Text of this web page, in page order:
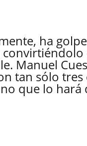
ha
Manuel
tan sólo
que lo hará